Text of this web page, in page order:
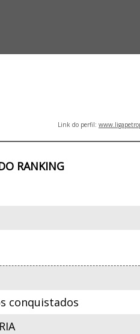
Link do perfil:
RANKING
conquistados